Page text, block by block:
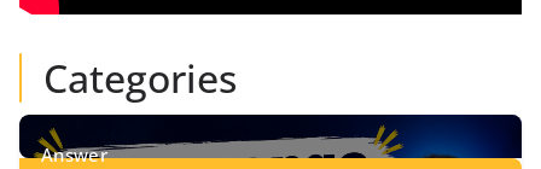
Categories
Answer